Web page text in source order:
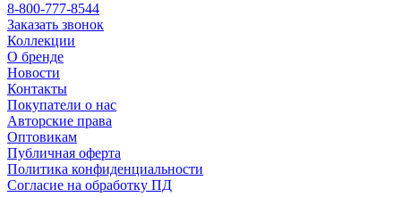
8-800-777-8544
Заказать звонок
Коллекции
О бренде
Новости
Контакты
Покупатели о нас
Авторские права
Оптовикам
Публичная оферта
Политика конфиденциальности
Согласие на обработку ПД